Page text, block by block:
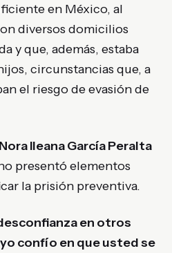
en México, al
diversos domicilios
y que, además, estaba
circunstancias que, a
el riesgo de evasión de
Nora Ileana García Peralta
presentó elementos
la prisión preventiva.
en otros
confío en que usted se